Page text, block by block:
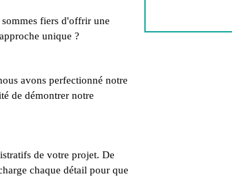
fiers d'offrir une
unique ?
avons perfectionné notre
de démontrer notre
de votre projet. De
chaque détail pour que